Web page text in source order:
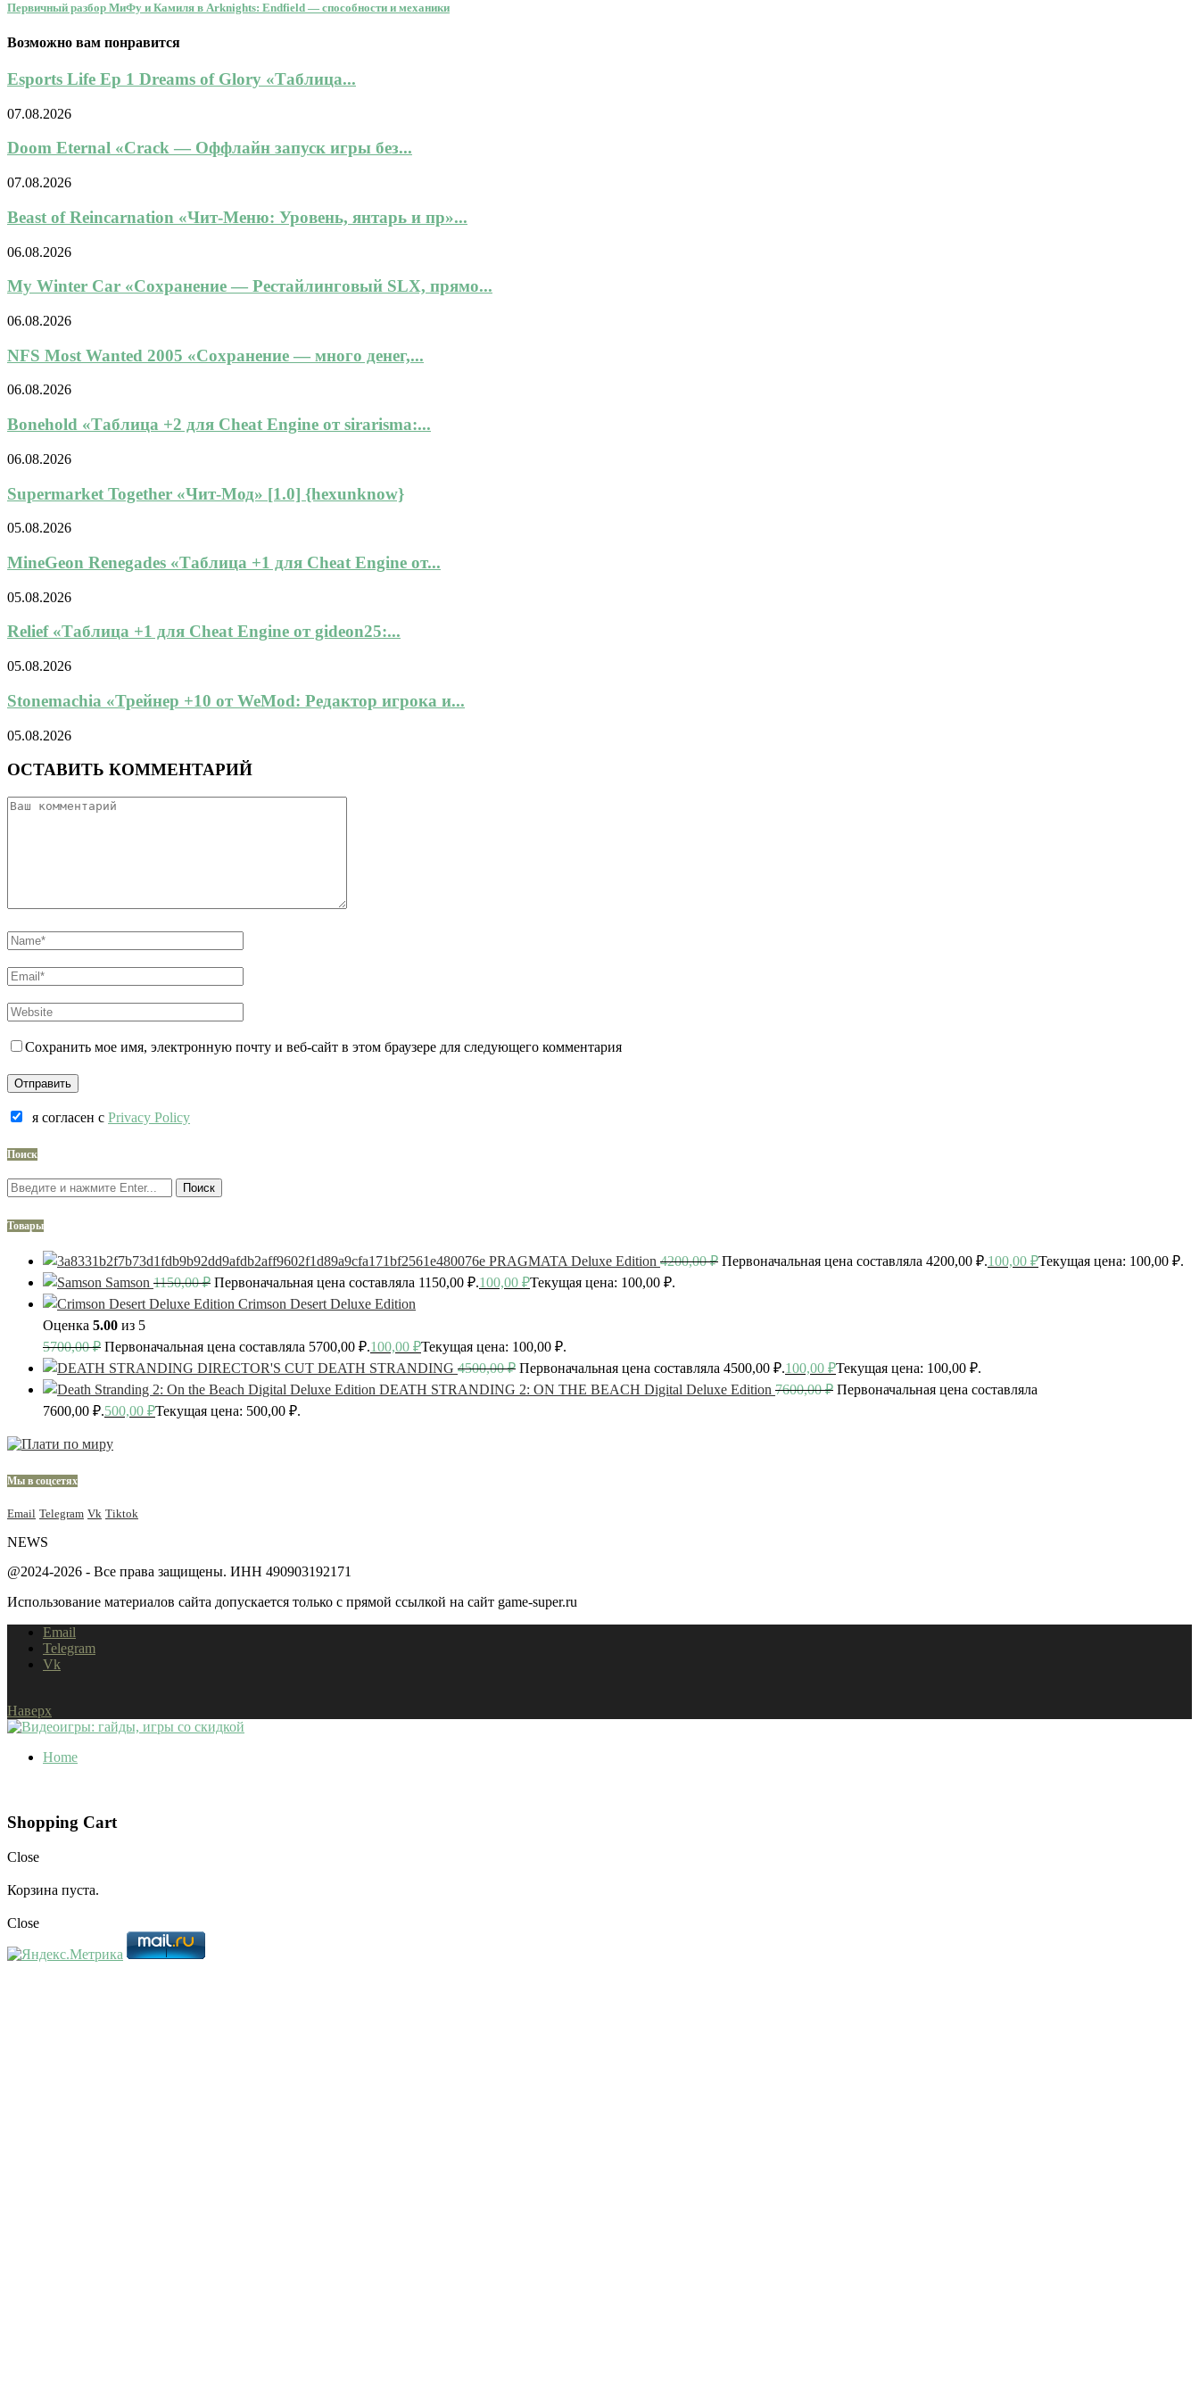
Первичный разбор МиФу и Камиля в Arknights: Endfield — способности и механики
Возможно вам понравится
Esports Life Ep 1 Dreams of Glory «Таблица...
07.08.2026
Doom Eternal «Crack — Оффлайн запуск игры без...
07.08.2026
Beast of Reincarnation «Чит-Меню: Уровень, янтарь и пр»...
06.08.2026
My Winter Car «Сохранение — Рестайлинговый SLX, прямо...
06.08.2026
NFS Most Wanted 2005 «Сохранение — много денег,...
06.08.2026
Bonehold «Таблица +2 для Cheat Engine от sirarisma:...
06.08.2026
Supermarket Together «Чит-Мод» [1.0] {hexunknow}
05.08.2026
MineGeon Renegades «Таблица +1 для Cheat Engine от...
05.08.2026
Relief «Таблица +1 для Cheat Engine от gideon25:...
05.08.2026
Stonemachia «Трейнер +10 от WeMod: Редактор игрока и...
05.08.2026
ОСТАВИТЬ КОММЕНТАРИЙ
Сохранить мое имя, электронную почту и веб-сайт в этом браузере для следующего комментария
я согласен c Privacy Policy
Поиск
Поиск
Товары
PRAGMATA Deluxe Edition 4200,00₽ Первоначальная цена составляла 4200,00 ₽.100,00 ₽Текущая цена: 100,00 ₽.
Samson 1150,00₽ Первоначальная цена составляла 1150,00 ₽.100,00 ₽Текущая цена: 100,00 ₽.
Crimson Desert Deluxe Edition
Оценка 5.00 из 5
5700,00₽ Первоначальная цена составляла 5700,00 ₽.100,00 ₽Текущая цена: 100,00 ₽.
DEATH STRANDING 4500,00₽ Первоначальная цена составляла 4500,00 ₽.100,00 ₽Текущая цена: 100,00 ₽.
DEATH STRANDING 2: ON THE BEACH Digital Deluxe Edition 7600,00₽ Первоначальная цена составляла
7600,00 ₽.500,00 ₽Текущая цена: 500,00 ₽.
Мы в соцсетях
Email Telegram Vk Tiktok
NEWS
@2024-2026 - Все права защищены. ИНН 490903192171
Использование материалов сайта допускается только с прямой ссылкой на сайт game-super.ru
Email
Telegram
Vk
Наверх
Home
Shopping Cart
Close
Корзина пуста.
Close